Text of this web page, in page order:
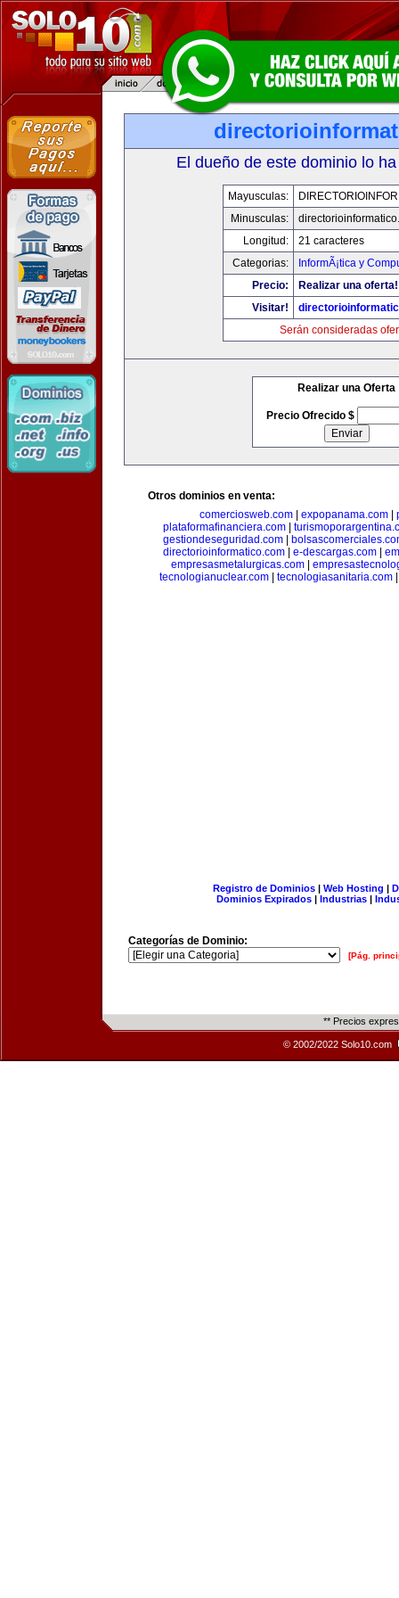
El dueño de este dominio lo
Mayusculas:
Minusculas:
Longitud:
21 caracteres
Categorias:
InformÃ¡tica y
Precio:
Realizar una oferta!
Visitar!
Serán consideradas
Realizar una Oferta
Precio Ofrecido $
Otros dominios en venta:
comerciosweb.com
expopanama.com
plataformafinanciera.com
gestiondeseguridad.com
directorioinformatico.com
e-descargas.com
empresasmetalurgicas.com|
tecnologianuclear.com| tecnologiasanitaria.com
Registro de Dominios| Web Hosting |
Dominios Expirados | Industrias |
Categorías de Dominio:
[Pág.
** Precios
© 2002/2022 Solo10.com